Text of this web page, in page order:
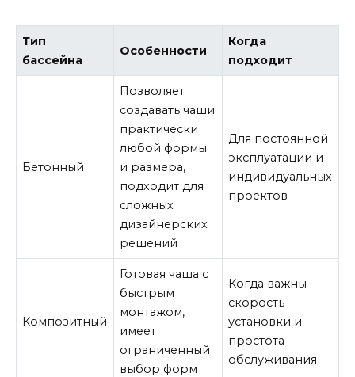
Тип
бассейна
Особенности
Когда
подходит
Бетонный
Позволяет
создавать чаши
практически
любой формы
и размера,
подходит для
сложных
дизайнерских
решений
Для постоянной
эксплуатации и
индивидуальных
проектов
Композитный
Готовая чаша с
быстрым
монтажом,
имеет
ограниченный
выбор форм
Когда важны
скорость
установки и
простота
обслуживания